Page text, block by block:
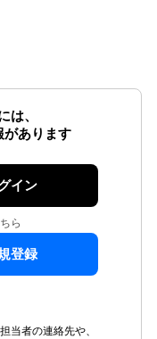
は、
があります
イン
ら
登録
当者の連絡先や、